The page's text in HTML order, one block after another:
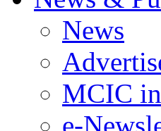
News
MCIC
e-